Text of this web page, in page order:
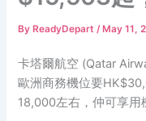
By ReadyDepart/ May 11,
卡塔爾航空 (Qatar
歐洲商務機位要
18,000左右，仲可享用